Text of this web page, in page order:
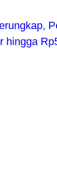
hingga